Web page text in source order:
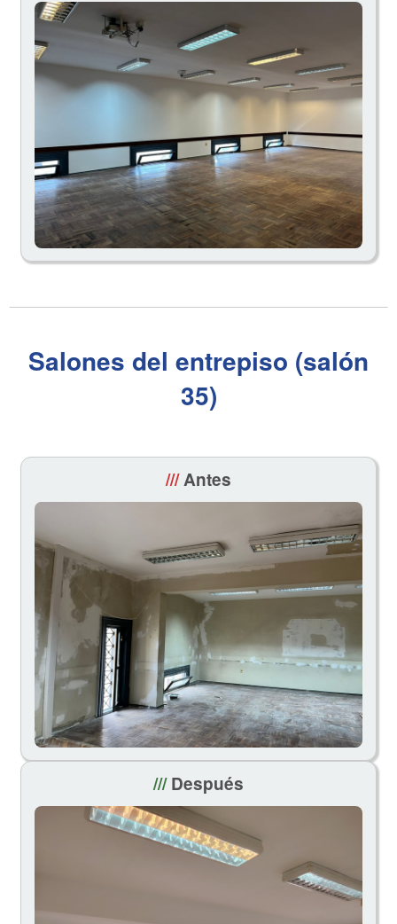
Salones del entrepiso (salón
35)
///Antes
///Después